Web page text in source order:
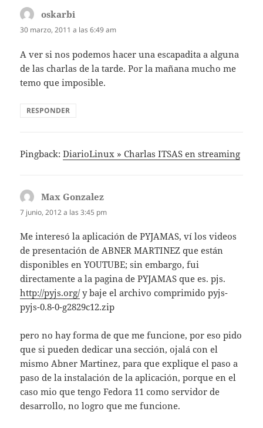
oskarbi
30 marzo, 2011 a las 6:49 am
A ver si nos podemos hacer una escapadita a alguna
de las charlas de la tarde. Por la mañana mucho me
temo que imposible.
RESPONDER
Pingback:DiarioLinux » Charlas ITSAS en streaming
Max Gonzalez
7 junio, 2012 a las 3:45 pm
Me interesó la aplicación de PYJAMAS, ví los videos
de presentación de ABNER MARTINEZ que están
disponibles en YOUTUBE; sin embargo, fui
directamente a la pagina de PYJAMAS que es. pjs.
http://pyjs.org/y baje el archivo comprimido pyjs-
pyjs-0.8-0-g2829c12.zip
pero no hay forma de que me funcione, por eso pido
que si pueden dedicar una sección, ojalá con el
mismo Abner Martinez, para que explique el paso a
paso de la instalación de la aplicación, porque en el
caso mio que tengo Fedora 11 como servidor de
desarrollo, no logro que me funcione.